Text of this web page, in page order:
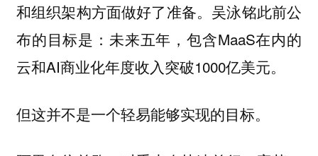
和组织架构方面做好了准备。 吴泳铭此前公
布的目标是：未来五年，包含MaaS在内的
云和AI商业化年度收入突破1000亿美元。
但这并不是一个轻易能够实现的目标。